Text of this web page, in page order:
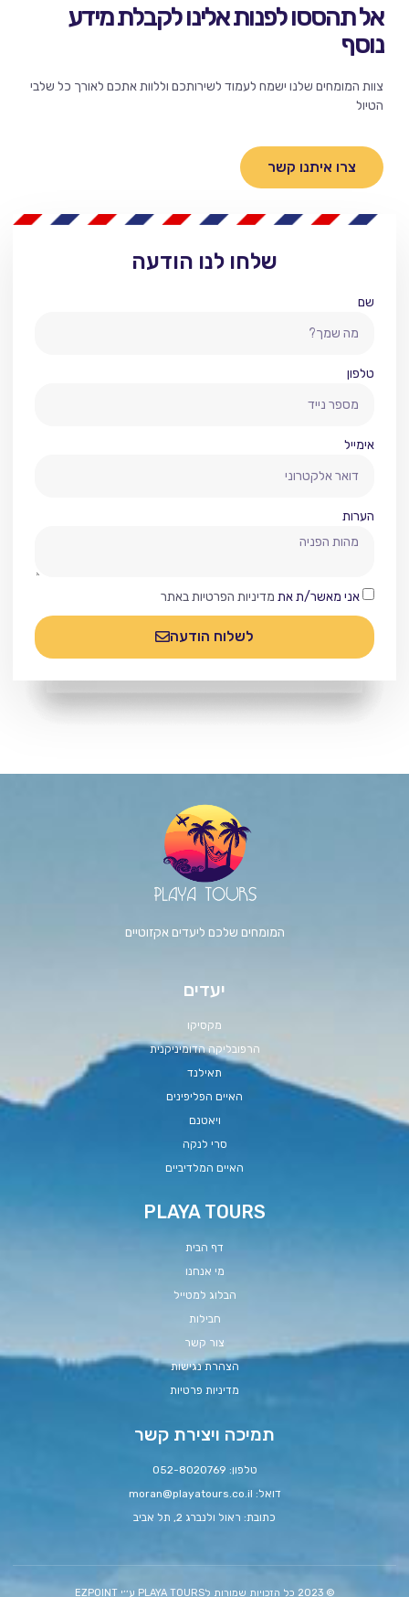
אל תהססו לפנות אלינו לקבלת מידע
נוסף
צוות המומחים שלנו ישמח לעמוד לשירותכם וללוות אתכם לאורך כל שלבי
הטיול
צרו איתנו קשר
שלחו לנו הודעה
שם
טלפון
אימייל
הערות
אני מאשר/ת את מדיניות הפרטיות באתר
לשלוח הודעה
המומחים שלכם ליעדים אקזוטיים
יעדים
מקסיקו
הרפובליקה הדומיניקנית
תאילנד
האיים הפליפינים
ויאטנם
סרי לנקה
האיים המלדיביים
PLAYA TOURS
דף הבית
מי אנחנו
הבלוג למטייל
חבילות
צור קשר
הצהרת נגישות
מדיניות פרטיות
תמיכה ויצירת קשר
טלפון: 052-8020769
דואל: moran@playatours.co.il
כתובת: ראול ולנברג 2, תל אביב
© 2023 כל הזכויות שמורות לPLAYA TOURS ע׳׳י EZPOINT